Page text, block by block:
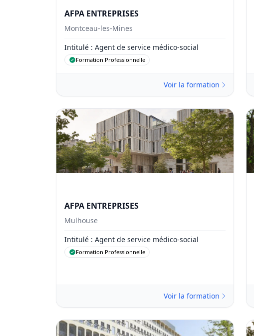
AFPA ENTREPRISES
Montceau-les-Mines
Intitulé : Agent de service médico-social
Formation Professionnelle
Voir la formation
AFPA ENTREPRISES
Mulhouse
Intitulé : Agent de service médico-social
Formation Professionnelle
Voir la formation